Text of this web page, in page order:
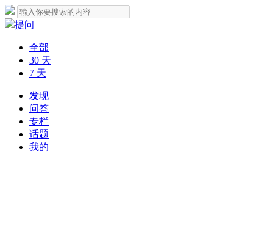
提问
全部
30 天
7 天
发现
问答
专栏
话题
我的